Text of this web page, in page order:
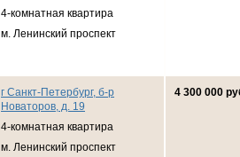
4-комнатная квартира
м. Ленинский проспект
г Санкт-Петербург, б-р
Новаторов, д. 19
4-комнатная квартира
м. Ленинский проспект
4 300 000